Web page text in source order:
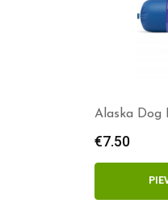
Alaska Dog
€7.50